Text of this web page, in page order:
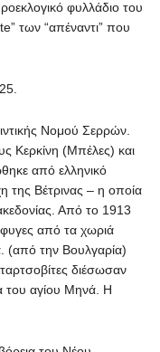
φυλλάδιο του
των “απέναντι” που
Νομού Σερρών.
Κερκίνη (Μπέλες) και
από ελληνικό
της Βέτρινας – η οποία
Από το 1913
από τα χωριά
(από την Βουλγαρία)
διέσωσαν
του αγίου Μηνά. Η